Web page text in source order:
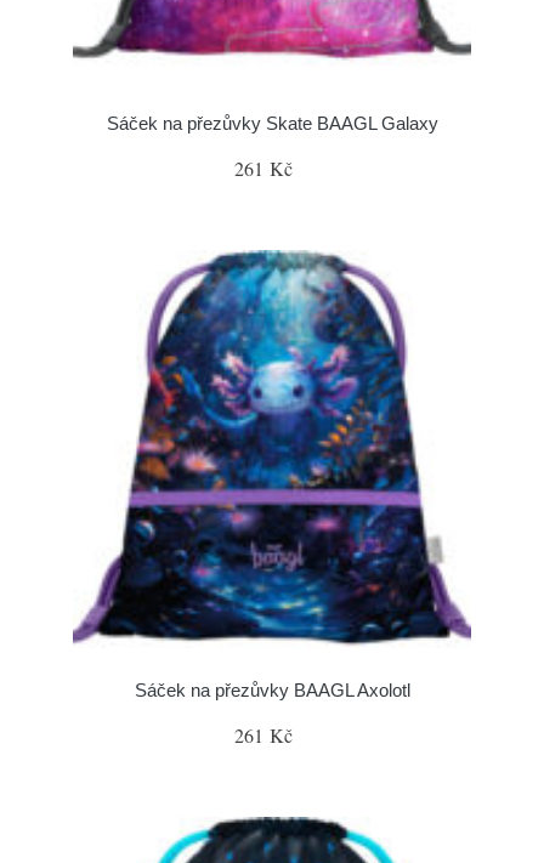
Sáček na přezůvky Skate BAAGL Galaxy
261 Kč
Sáček na přezůvky BAAGL Axolotl
261 Kč